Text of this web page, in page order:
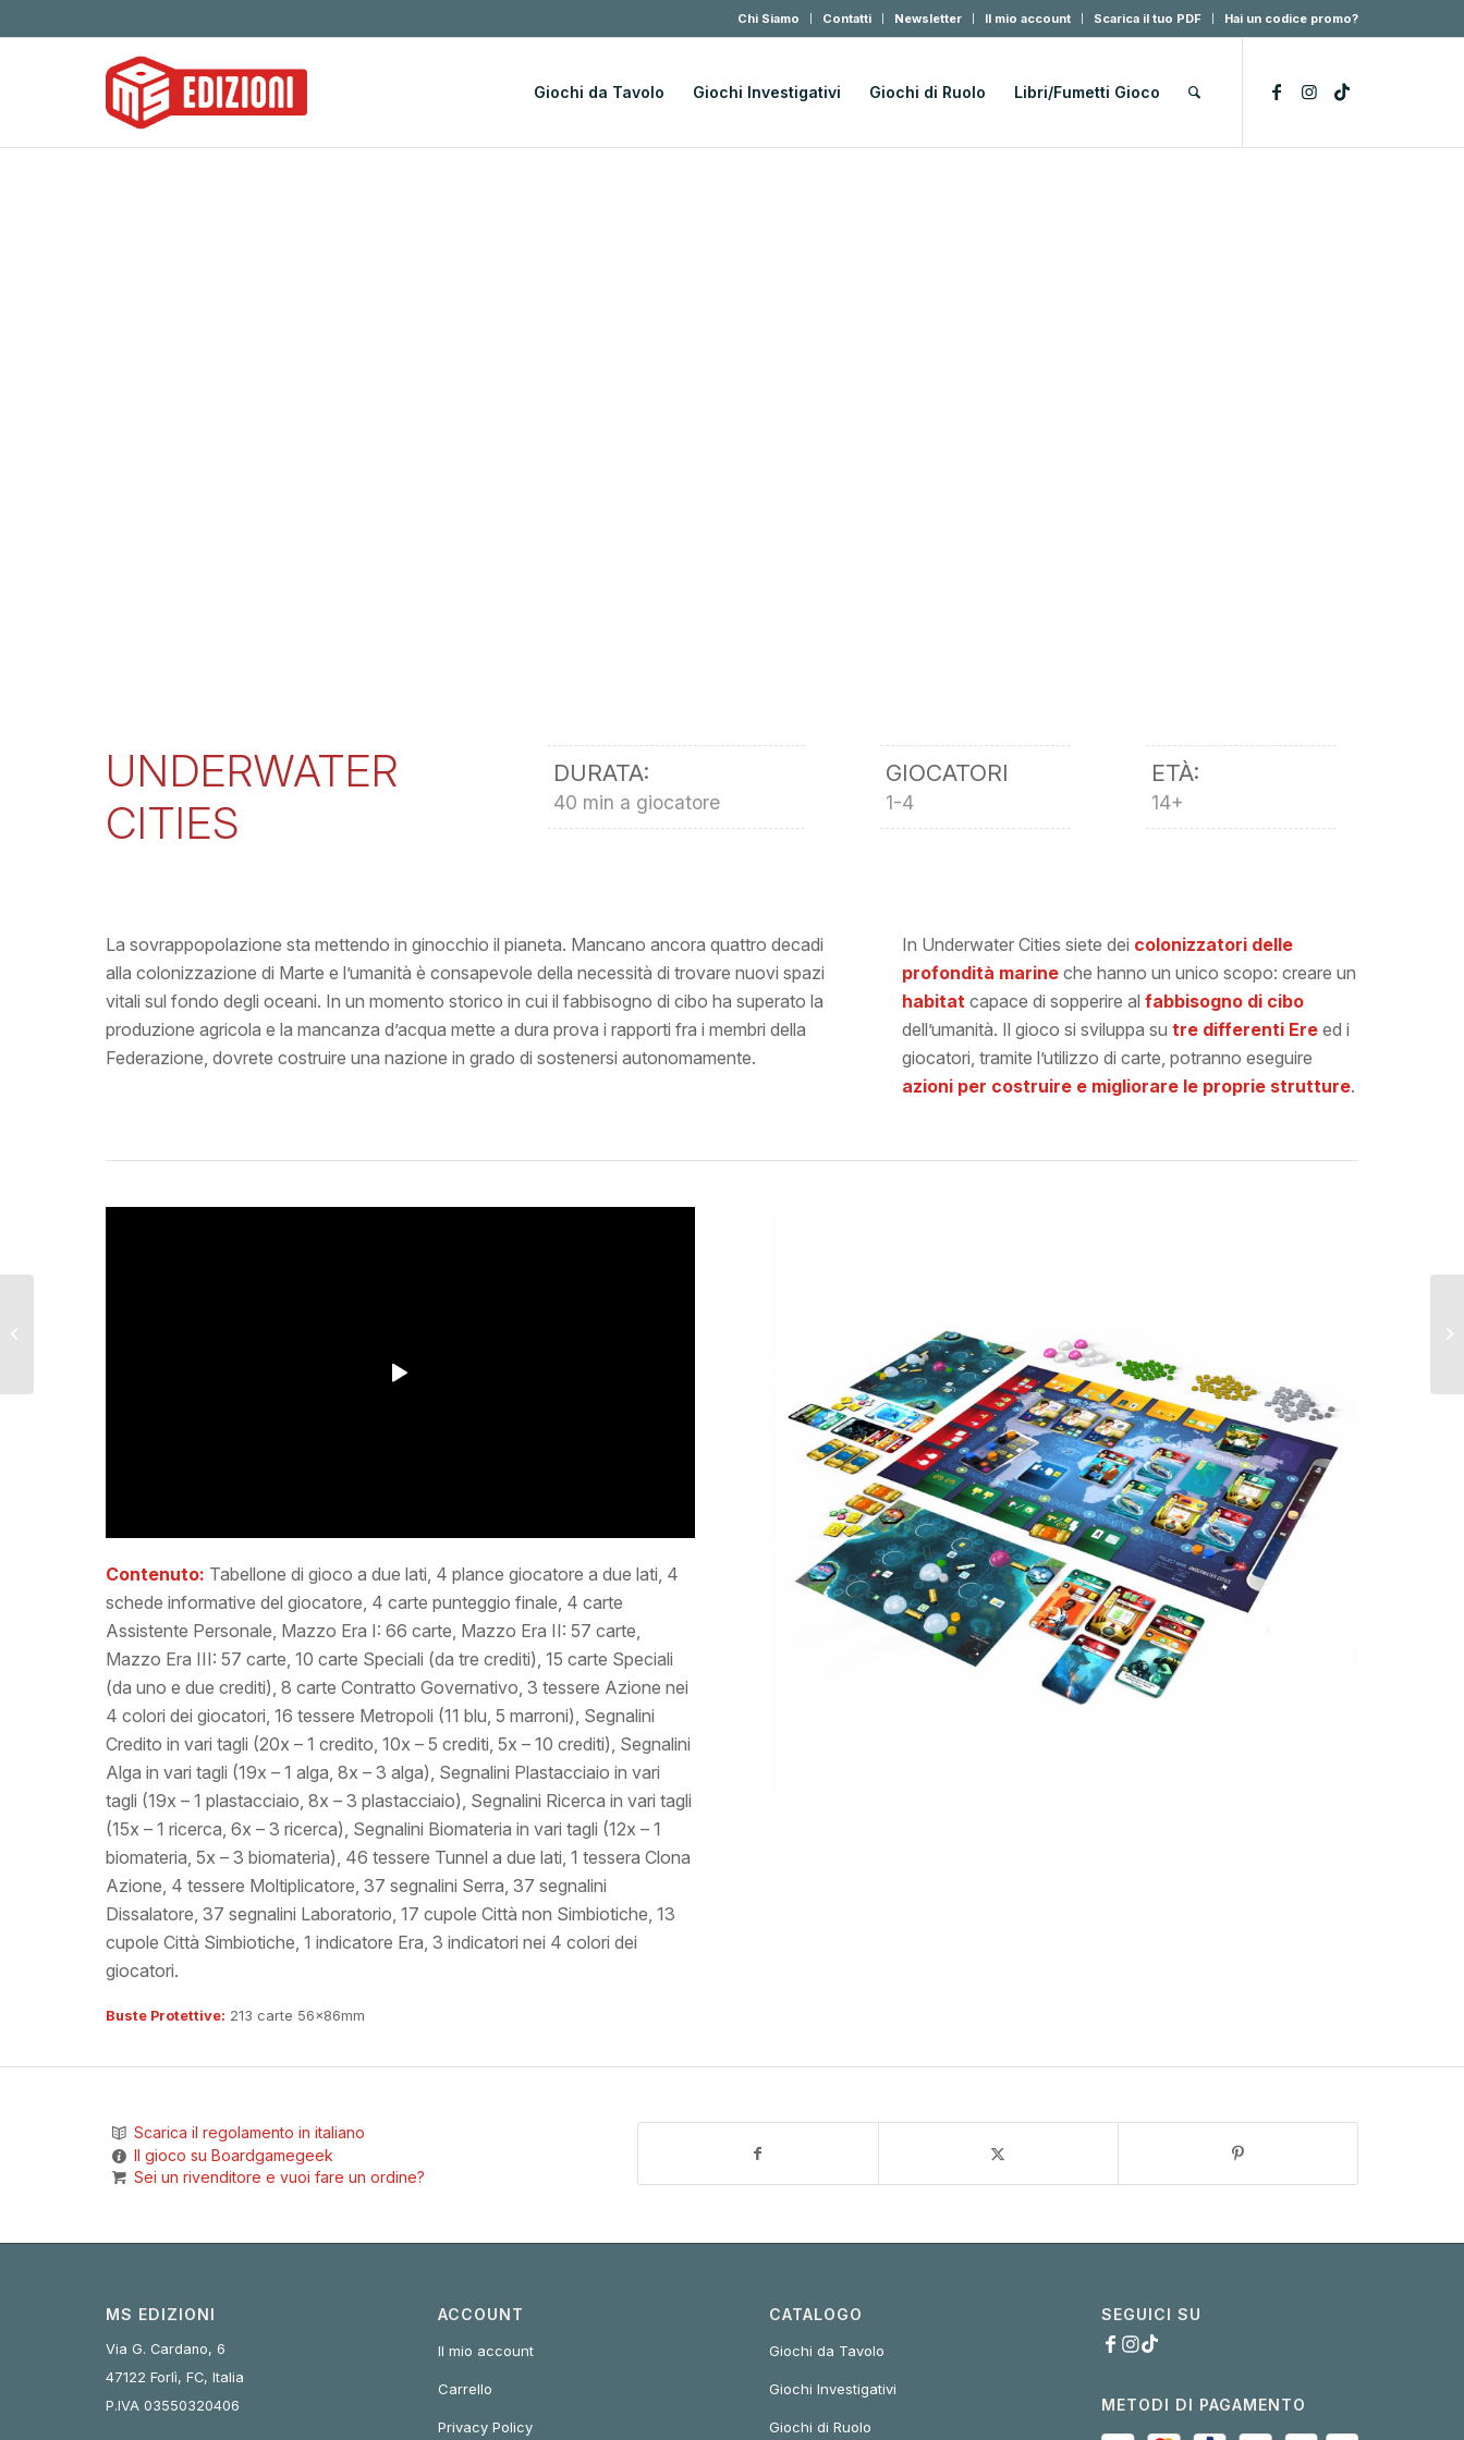
Chi Siamo Contatti Newsletter Il mio account Scarica il tuo PDF Hai un codice promo?
Giochi da Tavolo Giochi Investigativi Giochi di Ruolo Libri/Fumetti Gioco
UNDERWATER
CITIES
DURATA:
40 min a giocatore
GIOCATORI
1-4
ETÀ:
14+
La sovrappopolazione sta mettendo in ginocchio il pianeta. Mancano ancora quattro decadi
alla colonizzazione di Marte e l’umanità è consapevole della necessità di trovare nuovi spazi
vitali sul fondo degli oceani. In un momento storico in cui il fabbisogno di cibo ha superato la
produzione agricola e la mancanza d’acqua mette a dura prova i rapporti fra i membri della
Federazione, dovrete costruire una nazione in grado di sostenersi autonomamente.
In Underwater Cities siete dei colonizzatori delle
profondità marine che hanno un unico scopo: creare un
habitat capace di sopperire alfabbisogno di cibo
dell’umanità. Il gioco si sviluppa sutre differenti Ere ed i
giocatori, tramite l’utilizzo di carte, potranno eseguire
azioni per costruire e migliorare le proprie strutture.
Contenuto: Tabellone di gioco a due lati, 4 plance giocatore a due lati, 4
schede informative del giocatore, 4 carte punteggio finale, 4 carte
Assistente Personale, Mazzo Era I: 66 carte, Mazzo Era II: 57 carte,
Mazzo Era III: 57 carte, 10 carte Speciali (da tre crediti), 15 carte Speciali
(da uno e due crediti), 8 carte Contratto Governativo, 3 tessere Azione nei
4 colori dei giocatori, 16 tessere Metropoli (11 blu, 5 marroni), Segnalini
Credito in vari tagli (20x – 1 credito, 10x – 5 crediti, 5x – 10 crediti), Segnalini
Alga in vari tagli (19x – 1 alga, 8x – 3 alga), Segnalini Plastacciaio in vari
tagli (19x – 1 plastacciaio, 8x – 3 plastacciaio), Segnalini Ricerca in vari tagli
(15x – 1 ricerca, 6x – 3 ricerca), Segnalini Biomateria in vari tagli (12x – 1
biomateria, 5x – 3 biomateria), 46 tessere Tunnel a due lati, 1 tessera Clona
Azione, 4 tessere Moltiplicatore, 37 segnalini Serra, 37 segnalini
Dissalatore, 37 segnalini Laboratorio, 17 cupole Città non Simbiotiche, 13
cupole Città Simbiotiche, 1 indicatore Era, 3 indicatori nei 4 colori dei
giocatori.
Buste Protettive: 213 carte 56x86mm
Scarica il regolamento in italiano
Il gioco su Boardgamegeek
Sei un rivenditore e vuoi fare un ordine?
MS EDIZIONI
Via G. Cardano, 6
47122 Forlì, FC, Italia
P.IVA 03550320406
ACCOUNT
Il mio account
Carrello
Privacy Policy
CATALOGO
Giochi da Tavolo
Giochi Investigativi
Giochi di Ruolo
SEGUICI SU
METODI DI PAGAMENTO